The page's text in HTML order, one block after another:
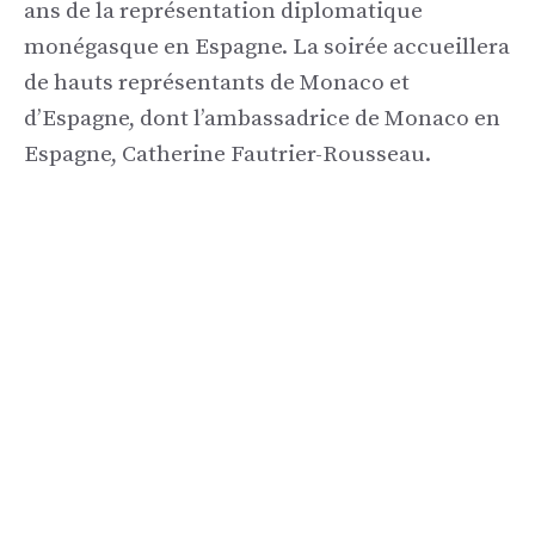
ans de la représentation diplomatique
monégasque en Espagne. La soirée accueillera
de hauts représentants de Monaco et
d’Espagne, dont l’ambassadrice de Monaco en
Espagne, Catherine Fautrier-Rousseau.